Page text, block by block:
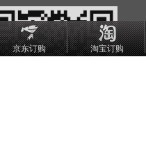
京东订购 淘宝订购